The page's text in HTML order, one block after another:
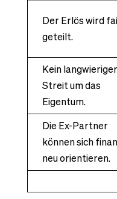
Der Erlös wird
geteilt.
Kein langwieriger
Streit um das
Eigentum.
Die Ex-Partner
können sich
neu orientieren.